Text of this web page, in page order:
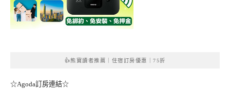
👍熊寶讀者推薦｜住宿訂房優惠｜75折
☆Agoda訂房連結☆